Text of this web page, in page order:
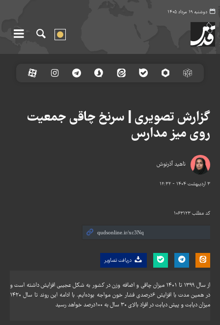
دوشنبه ۱۹ مرداد ۱۴۰۵
ناهید آذرنوش
۳ اردیبهشت ۱۴۰۴ - ۱۲:۳۲
کد مطلب ۱۰۶۳۱۲۳
دریافت تصاویر
گزارش تصویری | سرنخ چاقی جمعیت
روی میز مدارس
از سال ۱۳۹۹ تا ۱۴۰۱ میزان چاقی و اضافه وزن در کشور به شکل عجیبی افزایش داشته است و
در همین مدت با افزایش ۶درصدی فشار خون مواجه بوده‌ایم. با ادامه این روند تا سال ۱۴۲۰
میزان دیابت و پیش دیابت در افراد بالای ۳۰ سال به ۱۰۰درصد خواهد رسید